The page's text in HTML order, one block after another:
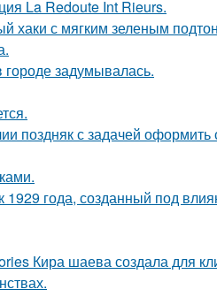
La Redoute Int Rieurs.
хаки с мягким зеленым
задумывалась.
поздняк с задачей
года, созданный под
Кира шаева создала для